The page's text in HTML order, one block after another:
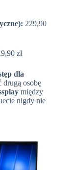
229,90
zł
dla
drugą osobę
między
nigdy nie